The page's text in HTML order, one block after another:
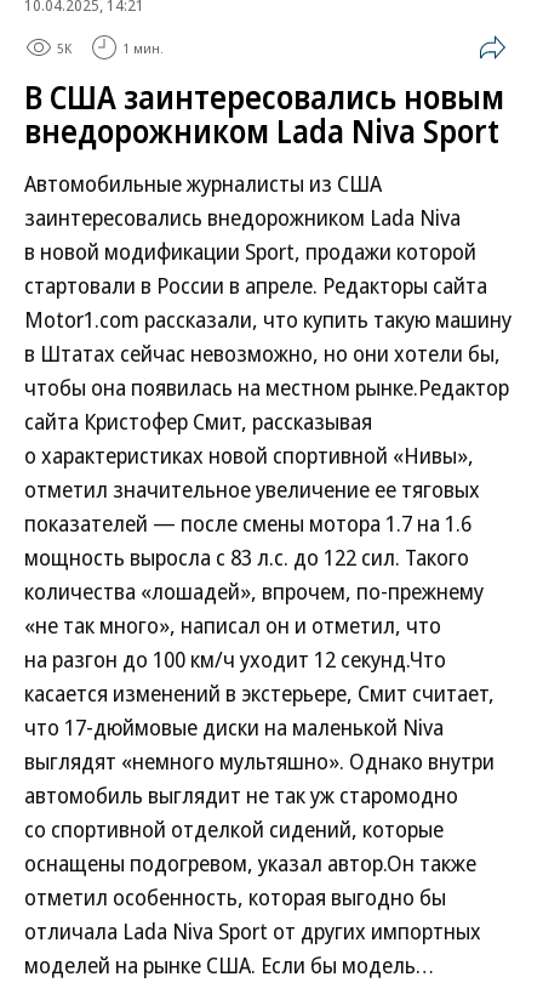
10.04.2025, 14:21
5K 1 мин.
В США заинтересовались новым
внедорожником Lada Niva Sport
Автомобильные журналисты из США
заинтересовались внедорожником Lada Niva
в новой модификации Sport, продажи которой
стартовали в России в апреле. Редакторы сайта
Motor1.com рассказали, что купить такую машину
в Штатах сейчас невозможно, но они хотели бы,
чтобы она появилась на местном рынке.Редактор
сайта Кристофер Смит, рассказывая
о характеристиках новой спортивной «Нивы»,
отметил значительное увеличение ее тяговых
показателей — после смены мотора 1.7 на 1.6
мощность выросла с 83 л.с. до 122 сил. Такого
количества «лошадей», впрочем, по-прежнему
«не так много», написал он и отметил, что
на разгон до 100 км/ч уходит 12 секунд.Что
касается изменений в экстерьере, Смит считает,
что 17-дюймовые диски на маленькой Niva
выглядят «немного мультяшно». Однако внутри
автомобиль выглядит не так уж старомодно
со спортивной отделкой сидений, которые
оснащены подогревом, указал автор.Он также
отметил особенность, которая выгодно бы
отличала Lada Niva Sport от других импортных
моделей на рынке США. Если бы модель…